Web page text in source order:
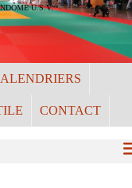
U.S.V.
CONTACT